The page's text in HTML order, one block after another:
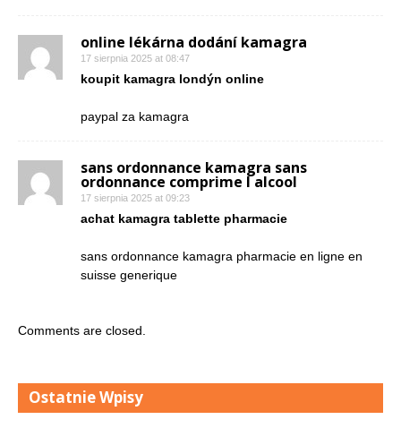
online lékárna dodání kamagra
17 sierpnia 2025 at 08:47
koupit kamagra londýn online
paypal za kamagra
sans ordonnance kamagra sans
ordonnance comprime l alcool
17 sierpnia 2025 at 09:23
achat kamagra tablette pharmacie
sans ordonnance kamagra pharmacie en ligne en
suisse generique
Comments are closed.
Ostatnie Wpisy